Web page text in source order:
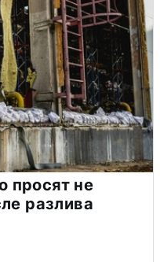
просят не
разлива